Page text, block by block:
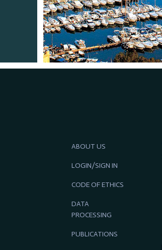
ABOUT US
LOGIN/SIGN IN
CODE OF ETHICS
DATA
PROCESSING
PUBLICATIONS